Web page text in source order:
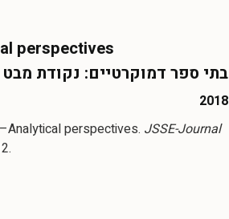
perspectives
בתי ספר דמוקרטיים: נקודת
2018
perspectives. JSSE-Journal